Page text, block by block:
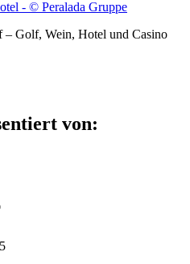
– Golf, Wein, Hotel und Casino
von:
55